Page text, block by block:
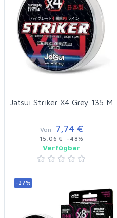
Jatsui Striker X4 Grey 135 M
Von 7,74 €
15,06 €-48%
Verfügbar
-27%